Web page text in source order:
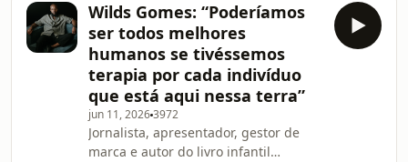
Fundura, no interior da ilha de
Santiago, em Cabo Verde, e emigrou
para Portugal com 22 anos. A
convidada deste epis&oacute;dio
d&rsquo;&ldquo;O Tal
Podcast&rdquo; cresceu numa
fam&iacute;lia onde o servi&ccedil;o
&agrave; comunidade fazia parte do
Wilds Gomes: “Poderíamos
ser todos melhores
humanos se tivéssemos
terapia por cada indivíduo
que está aqui nessa terra”
jun 11, 20263972
Jornalista, apresentador, gestor de
marca e autor do livro infantil